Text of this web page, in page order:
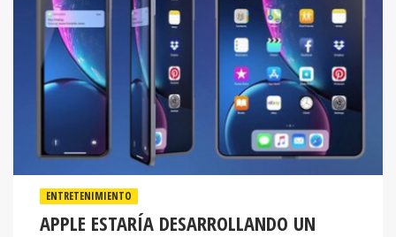
APPLE ESTARÍA DESARROLLANDO UN
IPHONE PLEGABLE